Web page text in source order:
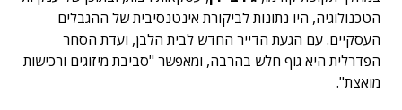
הטכנולוגיה, היו נתונות לביקורת אינטנסיבית של ההגבלים
העסקיים. עם הגעת הדייר החדש לבית הלבן, ועדת הסחר
הפדרלית היא גוף חלש בהרבה, ומאפשר "סביבת מיזוגים ורכישות
מואצת".